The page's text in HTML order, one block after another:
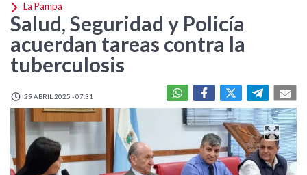
La Pampa
Salud, Seguridad y Policía
acuerdan tareas contra la
tuberculosis
29 ABRIL 2025 - 07:31